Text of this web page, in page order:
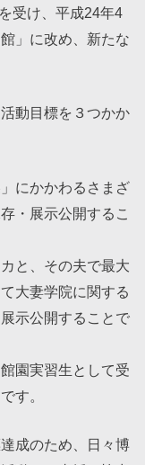
受け、平成24年4
」に改め、新たな
動目標を３つかか
にかかわるさまざ
・展示公開するこ
と、その夫で最大
大妻学院に関する
示公開することで
園実習生として受
す。
成のため、日々博